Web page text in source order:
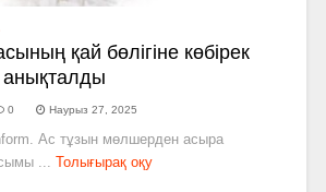
қай бөлігіне көбірек
анықталды
0 Наурыз 27, 2025
Ас тұзын мөлшерден асыра
...
Толығырақ оқу